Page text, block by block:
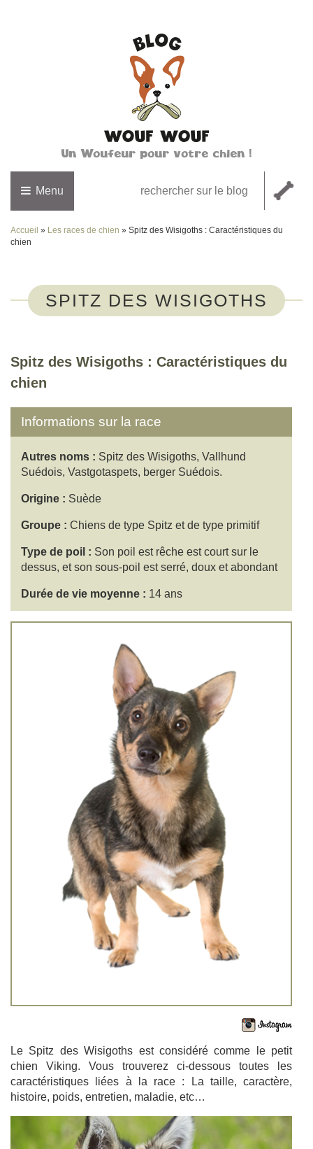
Un Woufeur pour votre chien !
Menu
Accueil » Les races de chien » Spitz des Wisigoths : Caractéristiques du
chien
SPITZ DES WISIGOTHS
Spitz des Wisigoths : Caractéristiques du
chien
Informations sur la race
Autres noms : Spitz des Wisigoths, Vallhund
Suédois, Vastgotaspets, berger Suédois.
Origine : Suède
Groupe : Chiens de type Spitz et de type primitif
Type de poil : Son poil est rêche est court sur le
dessus, et son sous-poil est serré, doux et abondant
Durée de vie moyenne : 14 ans
Le Spitz des Wisigoths est considéré comme le petit
chien Viking. Vous trouverez ci-dessous toutes les
caractéristiques liées à la race : La taille, caractère,
histoire, poids, entretien, maladie, etc…